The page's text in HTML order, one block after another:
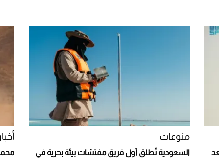
منوعات
السعودية تُطلق أول فريق مفتشات بيئة بحرية في